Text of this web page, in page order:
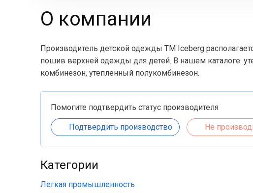
О компании
Производитель детской одежды ТМ Iceberg
пошив верхней одежды для детей. В нашем каталоге:
комбинезон, утепленный полукомбинезон.
Помогите подтвердить статус производителя
Подтвердить производство Не
Категории
Легкая промышленность